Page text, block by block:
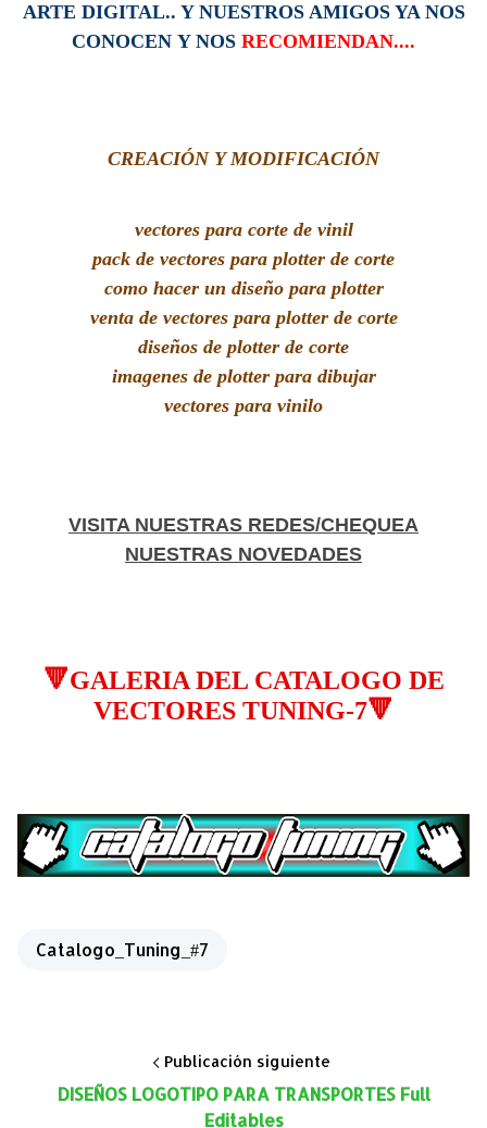
ARTE DIGITAL.. Y NUESTROS AMIGOS YA NOS
CONOCEN Y NOS RECOMIENDAN....
CREACIÓN Y MODIFICACIÓN
vectores para corte de vinil
pack de vectores para plotter de corte
como hacer un diseño para plotter
venta de vectores para plotter de corte
diseños de plotter de corte
imagenes de plotter para dibujar
vectores para vinilo
VISITA NUESTRAS REDES/CHEQUEA
NUESTRAS NOVEDADES
🔻GALERIA DEL CATALOGO DE
VECTORES TUNING-7🔻
Catalogo_Tuning_#7
Publicación siguiente
DISEÑOS LOGOTIPO PARA TRANSPORTES Full
Editables